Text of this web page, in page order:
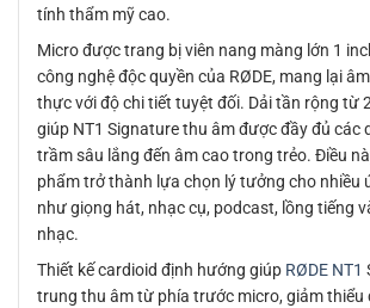
tính thẩm mỹ cao.
Micro được trang bị viên nang màng lớn 1
công nghệ độc quyền của RØDE, mang lại
thực với độ chi tiết tuyệt đối. Dải tần rộng từ
giúp NT1 Signature thu âm được đầy đủ các
trầm sâu lắng đến âm cao trong trẻo. Điều
phẩm trở thành lựa chọn lý tưởng cho nhiều
như giọng hát, nhạc cụ, podcast, lồng tiếng
nhạc.
Thiết kế cardioid định hướng giúp RØDE NT1
trung thu âm từ phía trước micro, giảm thiểu